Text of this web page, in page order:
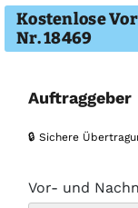
Kostenlose
Nr. 18469
Auftraggeber
🔒 Sichere
Vor- und